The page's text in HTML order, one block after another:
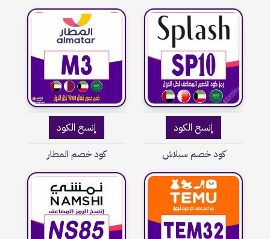
إنسخ الكود
كود خصم سبلاش
إنسخ الكود
كود خصم المطار